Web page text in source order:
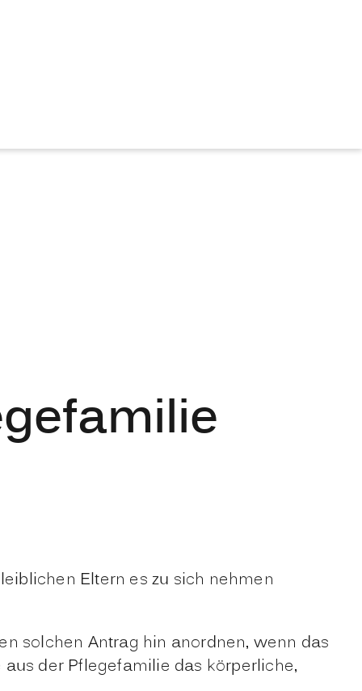
Eltern es zu sich nehmen
solchen Antrag hin anordnen, wenn das
der Pflegefamilie das körperliche,